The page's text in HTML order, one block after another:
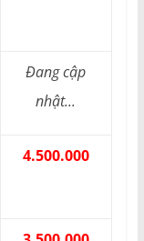
Đang cập
nhật...
4.500.000